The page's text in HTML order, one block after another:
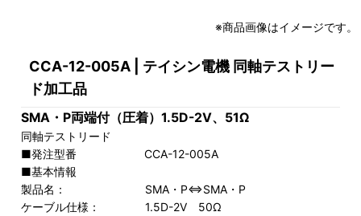
※商品画像はイメージです。
CCA-12-005A | テイシン電機 同軸テストリー
ド加工品
SMA・P両端付（圧着）1.5D-2V、51Ω
同軸テストリード
■発注型番 CCA-12-005A
■基本情報
製品名： SMA・P⇔SMA・P
ケーブル仕様： 1.5D-2V 50Ω